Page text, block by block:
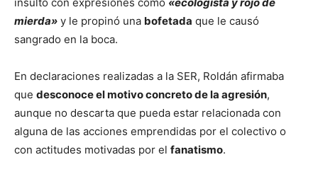
mierda» y le propinó una bofetada que le causó
sangrado en la boca.
En declaraciones realizadas a la SER, Roldán afirmaba
que desconoce el motivo concreto de la agresión,
aunque no descarta que pueda estar relacionada con
alguna de las acciones emprendidas por el colectivo o
con actitudes motivadas por el fanatismo.